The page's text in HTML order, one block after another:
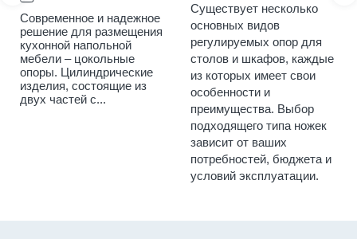
Современное и надежное
решение для размещения
кухонной напольной
мебели – цокольные
опоры. Цилиндрические
изделия, состоящие из
двух частей с...
Существует несколько
основных видов
регулируемых опор для
столов и шкафов, каждые
из которых имеет свои
особенности и
преимущества. Выбор
подходящего типа ножек
зависит от ваших
потребностей, бюджета и
условий эксплуатации.